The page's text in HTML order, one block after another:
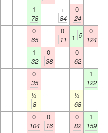
1
78
+
84
0
24
0
65
0
11
1 5
0
124
1
32
0
38
0
62
0
35
1
122
½
8
½
68
0
104
0
16
0
82
1
159